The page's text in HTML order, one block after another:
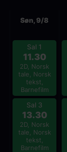
Søn, 9/8
Sal 1
11.30
2D, Norsk
tale, Norsk
tekst,
Barnefilm
Sal 3
13.30
2D, Norsk
tale, Norsk
tekst,
Barnefilm